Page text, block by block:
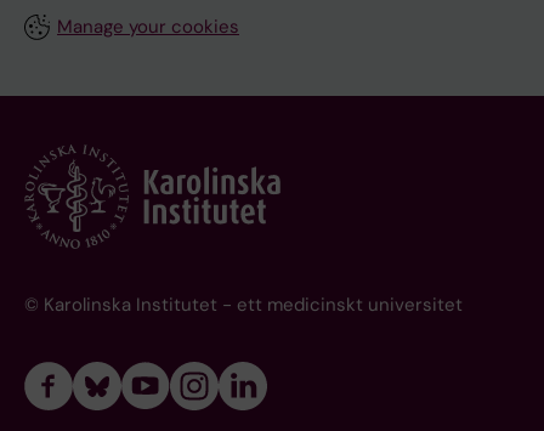
Manage your cookies
© Karolinska Institutet - ett medicinskt universitet